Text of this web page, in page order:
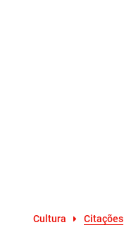
Cultura Citações